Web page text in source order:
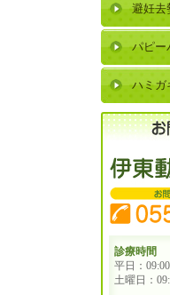
避妊去
パピー
ハミガ
診療時間
平日：
土曜日：